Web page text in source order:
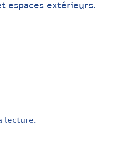
espaces extérieurs.
lecture.